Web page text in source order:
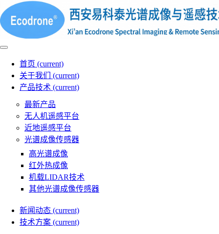
首页 (current)
关于我们 (current)
产品技术 (current)
最新产品
无人机遥感平台
近地遥感平台
光谱成像传感器
高光谱成像
红外热成像
机载LIDAR技术
其他光谱成像传感器
新闻动态 (current)
技术方案 (current)